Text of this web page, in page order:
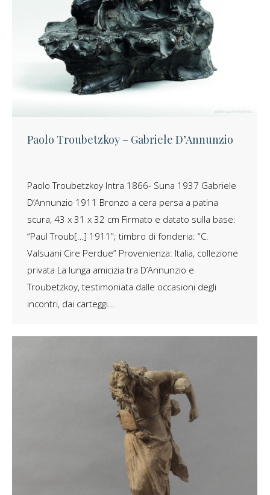
Paolo Troubetzkoy – Gabriele D’Annunzio
Paolo Troubetzkoy Intra 1866- Suna 1937 Gabriele
D’Annunzio 1911 Bronzo a cera persa a patina
scura, 43 x 31 x 32 cm Firmato e datato sulla base:
“Paul Troub[…] 1911”; timbro di fonderia: “C.
Valsuani Cire Perdue” Provenienza: Italia, collezione
privata La lunga amicizia tra D’Annunzio e
Troubetzkoy, testimoniata dalle occasioni degli
incontri, dai carteggi…